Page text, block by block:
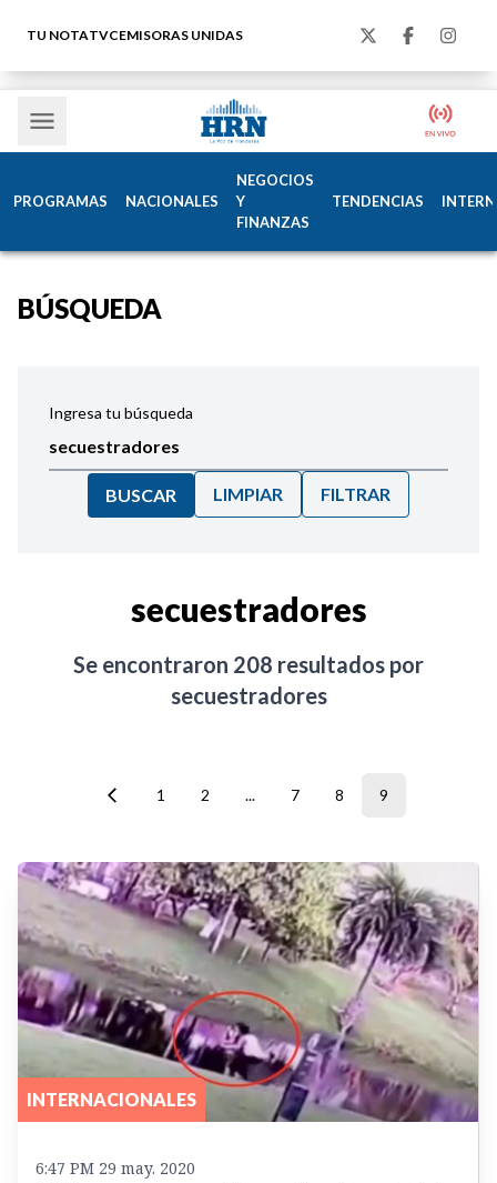
TU NOTATVCEMISORAS UNIDAS
PROGRAMAS NACIONALES
NEGOCIOS
Y
FINANZAS
TENDENCIAS
BÚSQUEDA
Ingresa tu búsqueda
BUSCAR LIMPIAR FILTRAR
secuestradores
Se encontraron 208 resultados por
secuestradores
1 2 ... 7 8 9
INTERNACIONALES
6:47 PM 29 may. 2020